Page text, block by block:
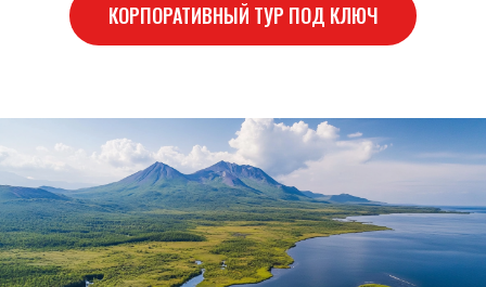
КОРПОРАТИВНЫЙ ТУР ПОД КЛЮЧ